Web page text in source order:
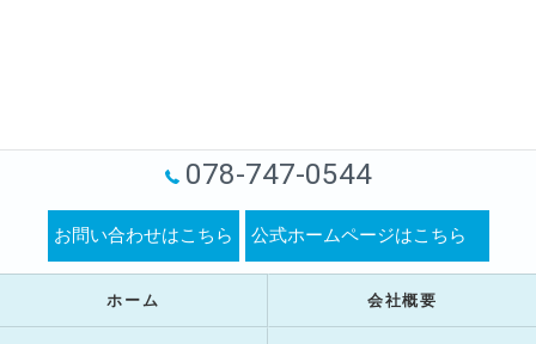
078-747-0544
お問い合わせはこちら 公式ホームページはこちら
ホーム 会社概要